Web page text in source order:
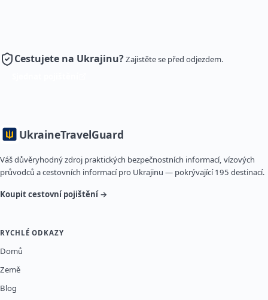
Cestujete na Ukrajinu?Zajistěte se před odjezdem.
UkraineTravelGuard
Váš důvěryhodný zdroj praktických bezpečnostních informací, vízových
průvodců a cestovních informací pro Ukrajinu — pokrývající 195 destinací.
Koupit cestovní pojištění →
RYCHLÉ ODKAZY
Domů
Země
Blog